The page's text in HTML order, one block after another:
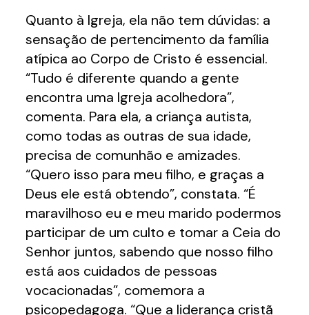
Quanto à Igreja, ela não tem dúvidas: a
sensação de pertencimento da família
atípica ao Corpo de Cristo é essencial.
“Tudo é diferente quando a gente
encontra uma Igreja acolhedora”,
comenta. Para ela, a criança autista,
como todas as outras de sua idade,
precisa de comunhão e amizades.
“Quero isso para meu filho, e graças a
Deus ele está obtendo”, constata. “É
maravilhoso eu e meu marido podermos
participar de um culto e tomar a Ceia do
Senhor juntos, sabendo que nosso filho
está aos cuidados de pessoas
vocacionadas”, comemora a
psicopedagoga. “Que a liderança cristã